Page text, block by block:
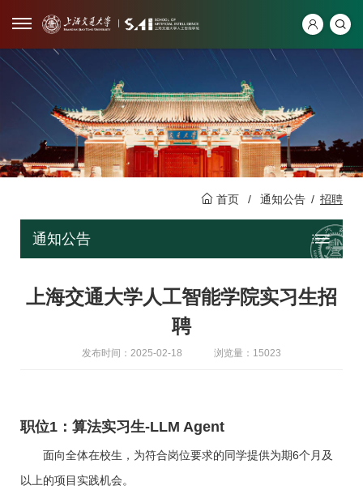
首页 / 通知公告 / 招聘
通知公告
上海交通大学人工智能学院实习生招
聘
发布时间：2025-02-18 浏览量：15023
职位1：算法实习生-LLM Agent
面向全体在校生，为符合岗位要求的同学提供为期6个月及
以上的项目实践机会。